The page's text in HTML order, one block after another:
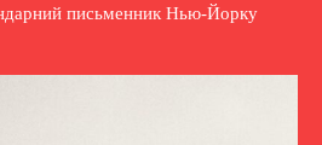
письменник Нью-Йорку